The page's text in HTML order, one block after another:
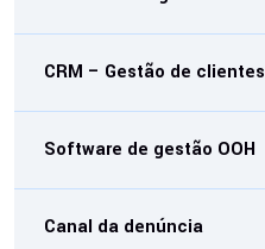
CRM – Gestão de clientes
Software de gestão OOH
Canal da denúncia